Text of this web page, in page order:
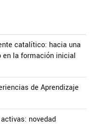
catalítico: hacia una
en la formación inicial
de Aprendizaje
novedad